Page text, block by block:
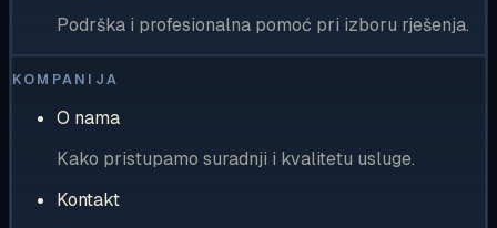
Podrška i profesionalna pomoć pri izboru rješenja.
KOMPANIJA
O nama
Kako pristupamo suradnji i kvalitetu usluge.
Kontakt